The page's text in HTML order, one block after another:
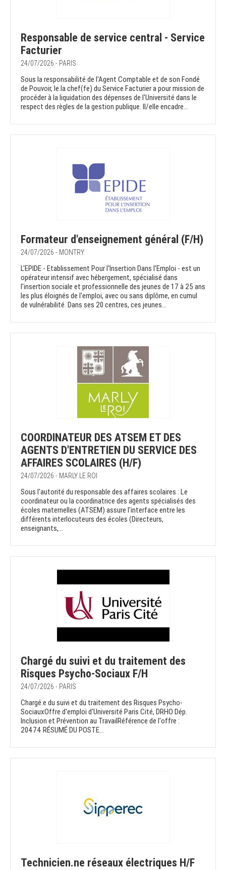
Responsable de service central - Service
Facturier
24/07/2026 - PARIS
Sous la responsabilité de l'Agent Comptable et de son Fondé
de Pouvoir, le.la chef(fe) du Service Facturier a pour mission de
procéder à la liquidation des dépenses de l'Université dans le
respect des règles de la gestion publique. Il/elle encadre...
Formateur d'enseignement général (F/H)
24/07/2026 - MONTRY
L'EPIDE - Etablissement Pour l'Insertion Dans l'Emploi - est un
opérateur intensif avec hébergement, spécialisé dans
l'insertion sociale et professionnelle des jeunes de 17 à 25 ans
les plus éloignés de l'emploi, avec ou sans diplôme, en cumul
de vulnérabilité. Dans ses 20 centres, ces jeunes...
COORDINATEUR DES ATSEM ET DES
AGENTS D'ENTRETIEN DU SERVICE DES
AFFAIRES SCOLAIRES (H/F)
24/07/2026 - MARLY LE ROI
Sous l'autorité du responsable des affaires scolaires : Le
coordinateur ou la coordinatrice des agents spécialisés des
écoles maternelles (ATSEM) assure l'interface entre les
différents interlocuteurs des écoles (Directeurs,
enseignants,...
Chargé du suivi et du traitement des
Risques Psycho-Sociaux F/H
24/07/2026 - PARIS
Chargé.e du suivi et du traitement des Risques Psycho-
SociauxOffre d'emploi d'Université Paris Cité, DRHO Dép.
Inclusion et Prévention au TravailRéférence de l'offre :
20474 RÉSUMÉ DU POSTE...
Technicien.ne réseaux électriques H/F